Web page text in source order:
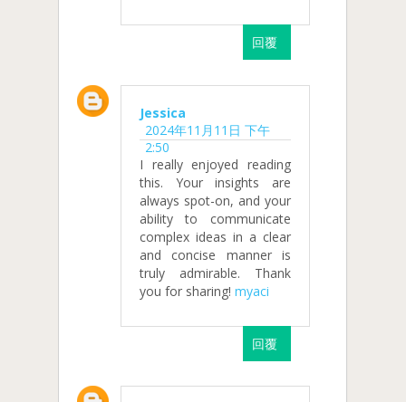
回覆
Jessica
2024年11月11日 下午
2:50
I really enjoyed reading
this. Your insights are
always spot-on, and your
ability to communicate
complex ideas in a clear
and concise manner is
truly admirable. Thank
you for sharing! myaci
回覆